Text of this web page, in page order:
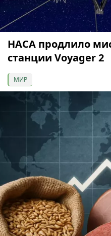
НАСА продлило
станции Voyager 2
МИР